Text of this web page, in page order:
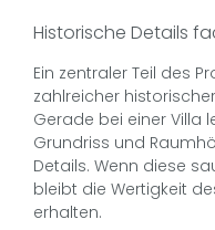
Historische Details
Ein zentraler Teil des
zahlreicher
Gerade bei einer Villa
Grundriss und
Details. Wenn diese
bleibt die Wertigkeit
erhalten.